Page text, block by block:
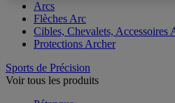
Arcs
Flèches Arc
Cibles, Chevalets, Accessoires
Protections Archer
Sports de Précision
Voir tous les produits